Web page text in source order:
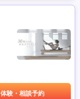
体験・相談予約